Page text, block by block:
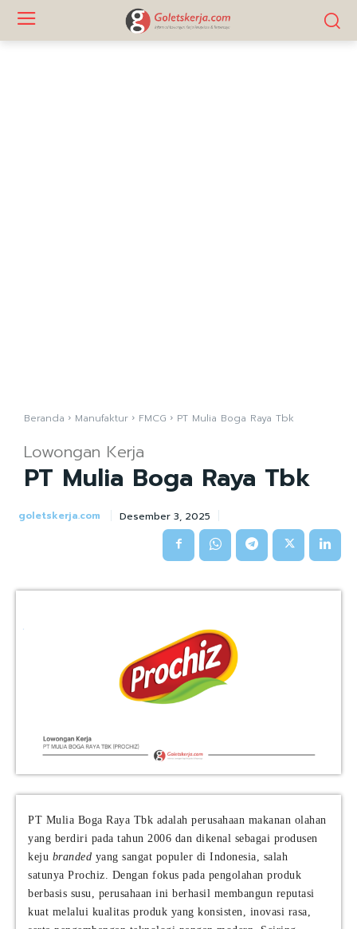
Beranda Manufaktur FMCG PT Mulia Boga Raya Tbk
Lowongan Kerja
PT Mulia Boga Raya Tbk
goletskerja.com Desember 3, 2025
PT Mulia Boga Raya Tbk adalah perusahaan makanan olahan
yang berdiri pada tahun 2006 dan dikenal sebagai produsen
keju branded yang sangat populer di Indonesia, salah
satunya Prochiz. Dengan fokus pada pengolahan produk
berbasis susu, perusahaan ini berhasil membangun reputasi
kuat melalui kualitas produk yang konsisten, inovasi rasa,